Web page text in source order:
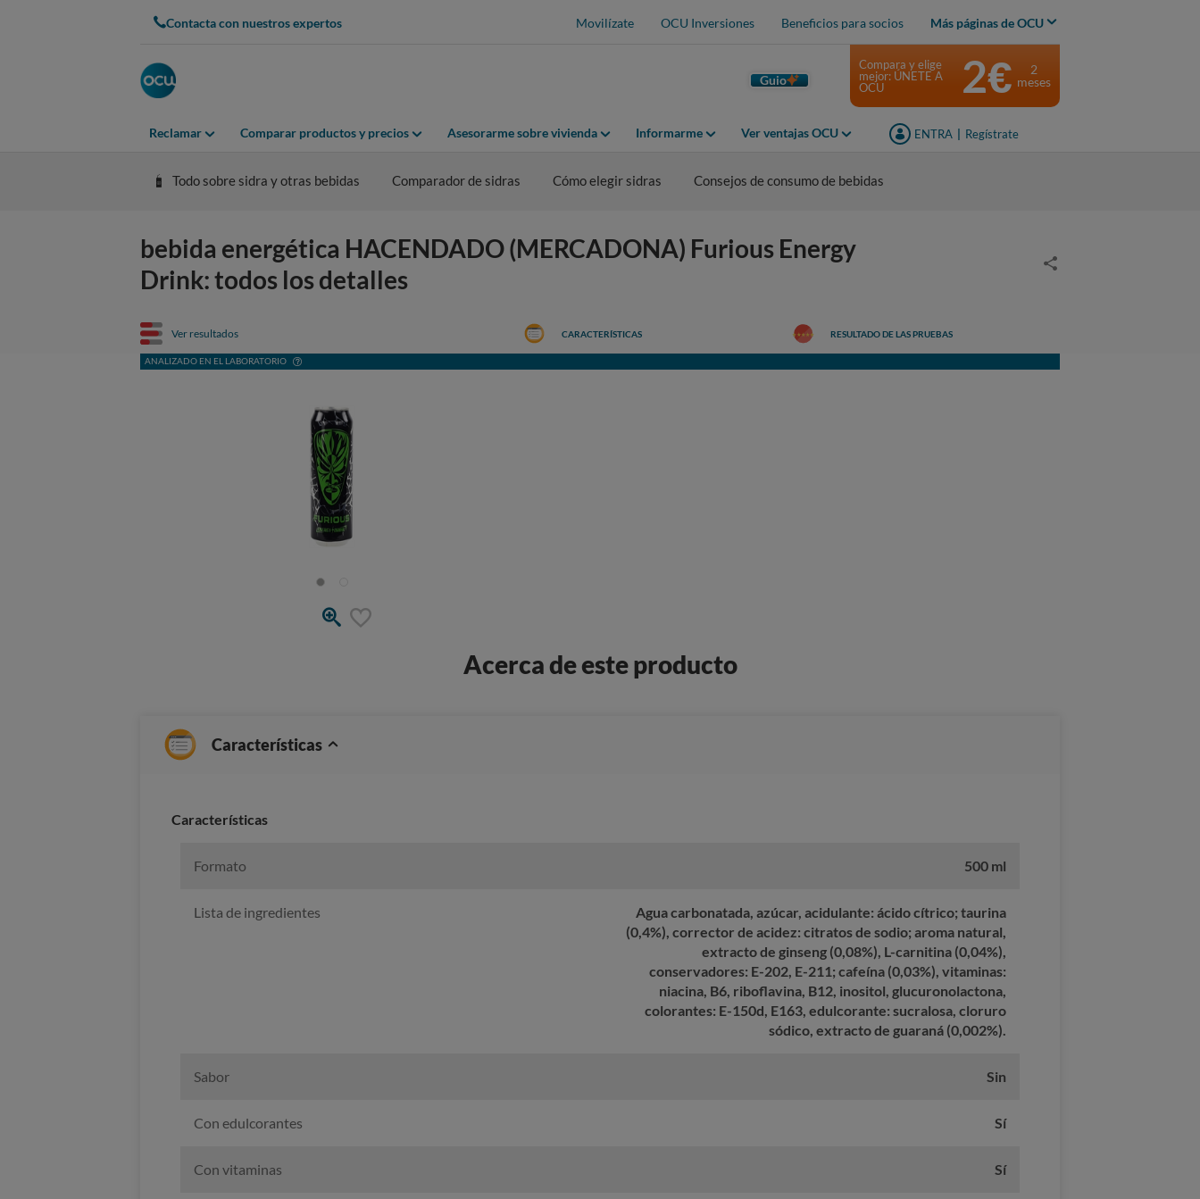
Contacta con nuestros expertos Movilízate OCU Inversiones Beneficios para socios Más páginas de OCU
Guio
Reclamar Comparar productos y precios Asesorarme sobre vivienda Informarme Ver ventajas OCU ENTRA Regístrate
Compara y elige
mejor: ÚNETE A
OCU
2€
2
meses
Todo sobre sidra y otras bebidas Comparador de sidras Cómo elegir sidras Consejos de consumo de bebidas
bebida energética HACENDADO (MERCADONA) Furious Energy
Drink: todos los detalles
Ver resultados
ANALIZADO EN EL LABORATORIO
CARACTERÍSTICAS RESULTADO DE LAS PRUEBAS
Acerca de este producto
Características
Caracterí­sticas
Formato 500 ml
Lista de ingredientes
Agua carbonatada, azúcar, acidulante: ácido cítrico; taurina
(0,4%), corrector de acidez: citratos de sodio; aroma natural,
extracto de ginseng (0,08%), L-carnitina (0,04%),
conservadores: E-202, E-211; cafeína (0,03%), vitaminas:
niacina, B6, riboflavina, B12, inositol, glucuronolactona,
colorantes: E-150d, E163, edulcorante: sucralosa, cloruro
sódico, extracto de guaraná (0,002%).
Sabor Sin
Con edulcorantes Sí
Con vitaminas Sí